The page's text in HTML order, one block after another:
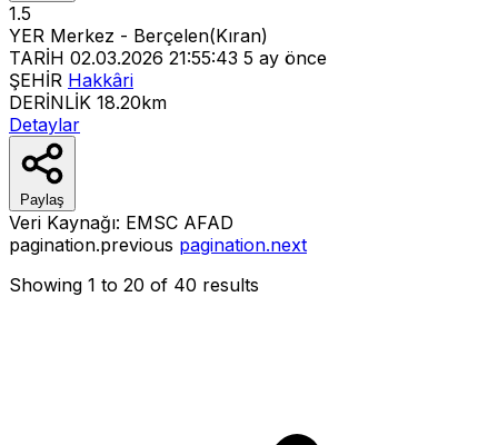
1.5
YER Merkez - Berçelen(Kıran)
TARİH 02.03.2026 21:55:43 5 ay önce
ŞEHİR Hakkâri
DERİNLİK 18.20km
Detaylar
Paylaş
Veri Kaynağı: EMSC AFAD
pagination.previous pagination.next
Showing 1 to 20 of 40 results